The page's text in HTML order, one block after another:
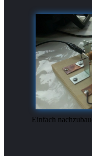
Einfach